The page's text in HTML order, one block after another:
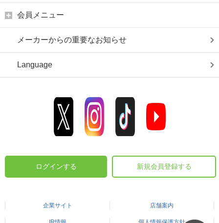
会員メニュー
メーカーからの重要なお知らせ
Language
ログインする 新規会員登録する
企業サイト 店舗案内